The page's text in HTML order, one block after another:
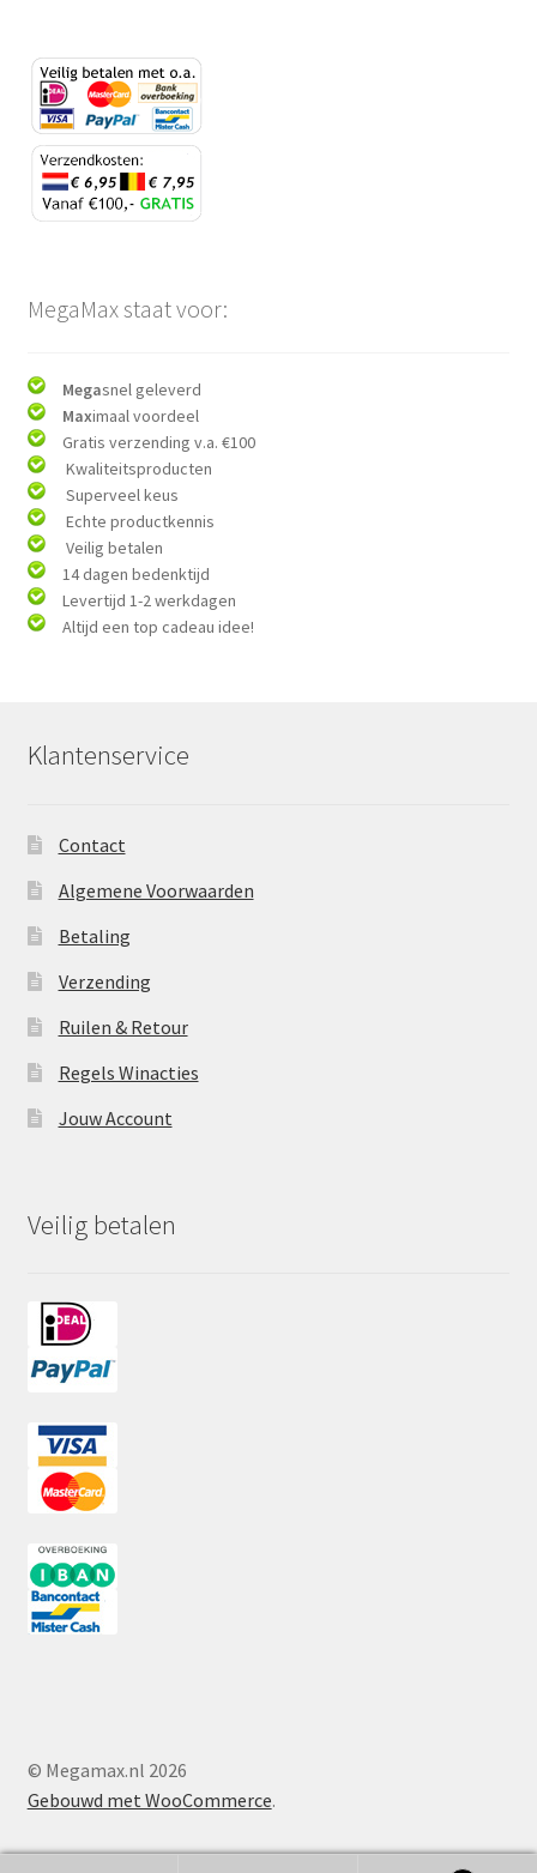
MegaMax staat voor:
Megasnel geleverd
Maximaal voordeel
Gratis verzending v.a. €100
Kwaliteitsproducten
Superveel keus
Echte productkennis
Veilig betalen
14 dagen bedenktijd
Levertijd 1-2 werkdagen
Altijd een top cadeau idee!
Klantenservice
Contact
Algemene Voorwaarden
Betaling
Verzending
Ruilen & Retour
Regels Winacties
Jouw Account
Veilig betalen
© Megamax.nl 2026
Gebouwd met WooCommerce.